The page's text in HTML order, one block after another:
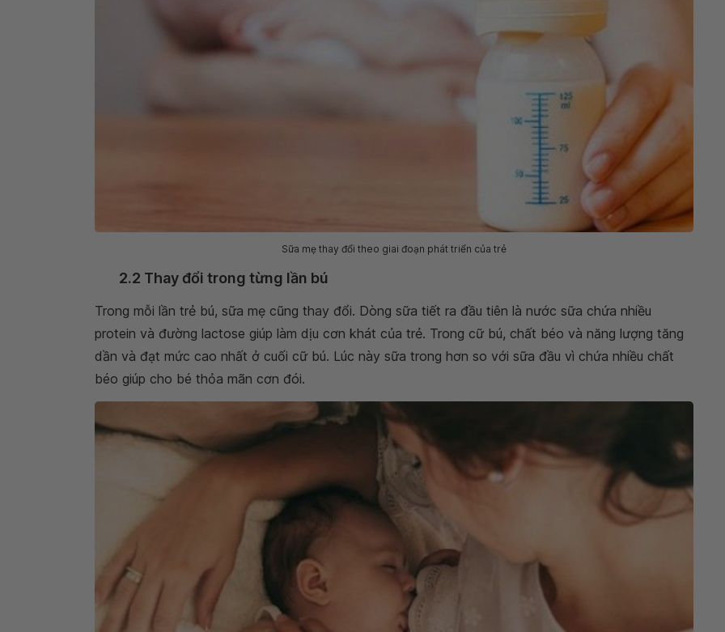
Sữa mẹ thay đổi theo giai đoạn phát triển của trẻ
2.2 Thay đổi trong từng lần bú
Trong mỗi lần trẻ bú, sữa mẹ cũng thay đổi. Dòng sữa tiết ra đầu tiên là nước sữa chứa nhiều
protein và đường lactose giúp làm dịu cơn khát của trẻ. Trong cữ bú, chất béo và năng lượng tăng
dần và đạt mức cao nhất ở cuối cữ bú. Lúc này sữa trong hơn so với sữa đầu vì chứa nhiều chất
béo giúp cho bé thỏa mãn cơn đói.